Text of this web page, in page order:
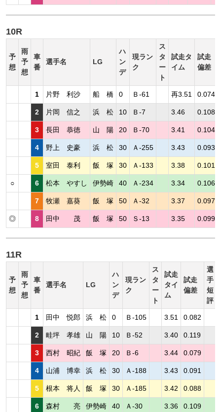
10R
予
想
雨
予
想
車
番
選手名 LG
ハ
ン
デ
現ラン
ク
ス
タ
ー
ト
試走タ
イム
試走
偏差
1 片野 利沙 船 橋 0 Ｂ-61 再3.51 0.074
2 片岡 信之 浜 松 10 Ｂ-7 3.46 0.108
3 長田 恭徳 山 陽 20 Ｂ-70 3.41 0.104
4 野上 史豪 浜 松 30 Ａ-255 3.43 0.093
5 室田 泰利 飯 塚 30 Ａ-133 3.38 0.101
○ 6 松本 やすし 伊勢崎 40 Ａ-234 3.34 0.106
7 牧瀬 嘉葵 飯 塚 50 Ａ-32 3.37 0.097
◎ 8 田中 茂 飯 塚 50 Ｓ-13 3.35 0.099
11R
予
想
雨
予
想
車
番
選手名 LG
ハ
ン
デ
現ラン
ク
ス
タ
ー
ト
試走
タイ
ム
試走
偏差
選
手
短
評
1 田中 悦郎 浜 松 0 Ｂ-105 3.51 0.082
2 畦坪 孝雄 山 陽 10 Ｂ-52 3.40 0.119
3 西村 昭紀 飯 塚 20 Ｂ-6 3.44 0.079
4 山浦 博幸 浜 松 30 Ａ-188 3.43 0.091
5 根本 将人 飯 塚 30 Ａ-185 3.42 0.088
6 森村 亮 伊勢崎 40 Ａ-30 3.36 0.109